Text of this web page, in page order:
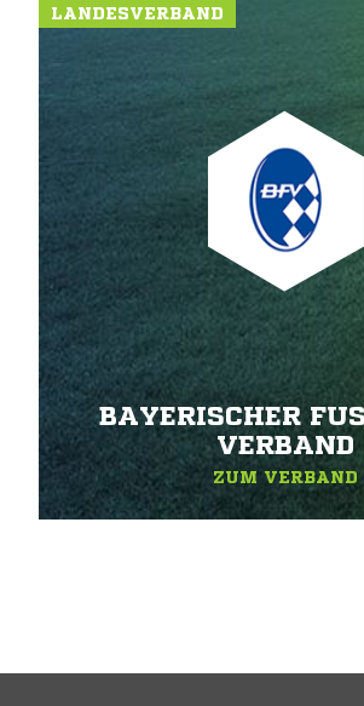
LANDESVERBAND
BAYERISCHER
ERBAND
ZUM VERBAND